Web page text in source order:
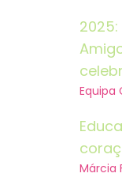
Equipa
Márcia